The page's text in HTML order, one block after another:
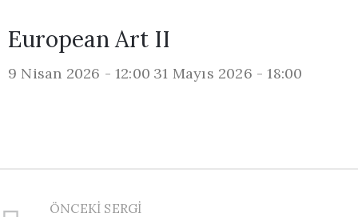
European Art II
9 Nisan 2026 - 12:00 31 Mayıs 2026 - 18:00
ÖNCEKI SERGI